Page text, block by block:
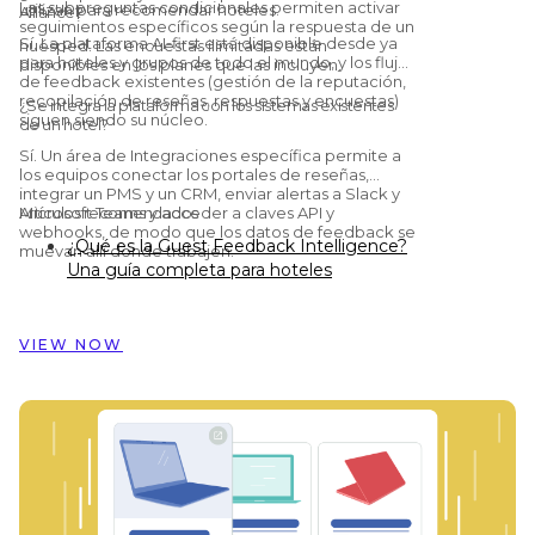
utilizan para recomendar hoteles.
Las subpreguntas condicionales permiten activar
seguimientos específicos según la respuesta de un
huésped. Las encuestas ilimitadas están
disponibles en los planes que las incluyen.
Alliance?
Sí. La plataforma AI-first está disponible desde ya
para hoteles y grupos de todo el mundo, y los flujos
de feedback existentes (gestión de la reputación,
recopilación de reseñas, respuestas y encuestas)
siguen siendo su núcleo.
¿Se integra la plataforma con los sistemas existentes
de un hotel?
Sí. Un área de Integraciones específica permite a
los equipos conectar los portales de reseñas,
integrar un PMS y un CRM, enviar alertas a Slack y
Microsoft Teams y acceder a claves API y
webhooks, de modo que los datos de feedback se
muevan allí donde trabajen.
Artículos recomendados
¿Qué es la Guest Feedback Intelligence?
Una guía completa para hoteles
reforma de 324 habitaciones
feedback de los huéspedes en casi 60
hoteles
VIEW NOW